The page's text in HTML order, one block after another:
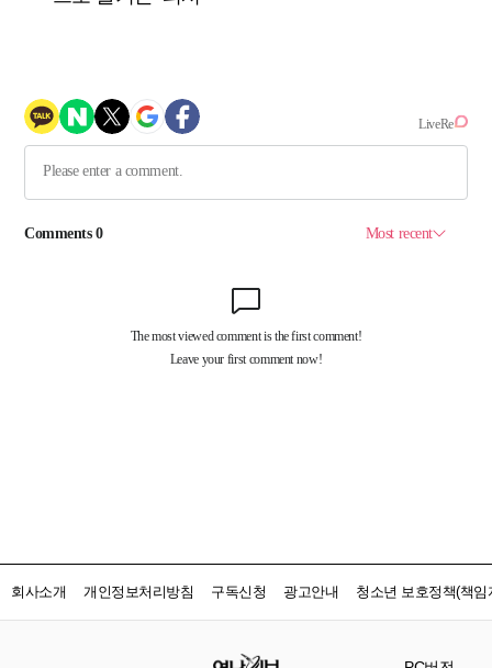
회사소개 개인정보처리방침 구독신청 광고안내 청소년 보호정책(책임